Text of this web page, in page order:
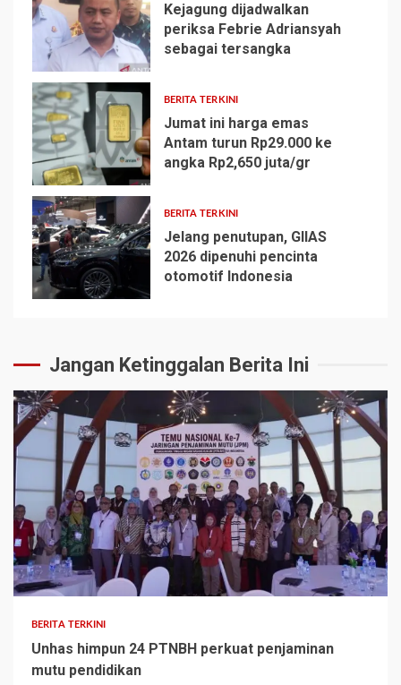
3
Kejagung dijadwalkan
periksa Febrie Adriansyah
sebagai tersangka
4
BERITA TERKINI
Jumat ini harga emas
Antam turun Rp29.000 ke
angka Rp2,650 juta/gr
5
BERITA TERKINI
Jelang penutupan, GIIAS
2026 dipenuhi pencinta
otomotif Indonesia
Jangan Ketinggalan Berita Ini
BERITA TERKINI
Unhas himpun 24 PTNBH perkuat penjaminan
mutu pendidikan